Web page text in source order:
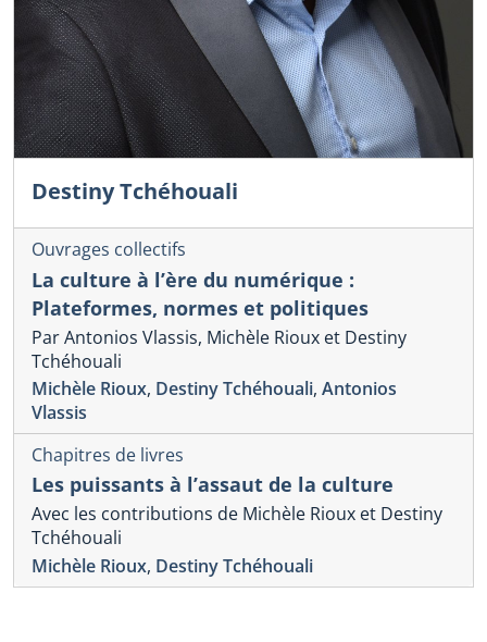
Destiny Tchéhouali
Ouvrages collectifs
La culture à l’ère du numérique :
Plateformes, normes et politiques
Par Antonios Vlassis, Michèle Rioux et Destiny
Tchéhouali
Michèle Rioux, Destiny Tchéhouali, Antonios
Vlassis
Chapitres de livres
Les puissants à l’assaut de la culture
Avec les contributions de Michèle Rioux et Destiny
Tchéhouali
Michèle Rioux, Destiny Tchéhouali